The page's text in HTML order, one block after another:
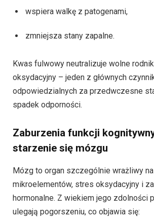
wspiera walkę z patogenami,
zmniejsza stany zapalne.
Kwas fulwowy neutralizuje wolne
oksydacyjny – jeden z głównych
odpowiedzialnych za przedwczesne
spadek odporności.
Zaburzenia funkcji
starzenie się mózgu
Mózg to organ szczególnie wrażliwy
mikroelementów, stres oksydacyjny i
hormonalne. Z wiekiem jego zdolności
ulegają pogorszeniu, co objawia się: